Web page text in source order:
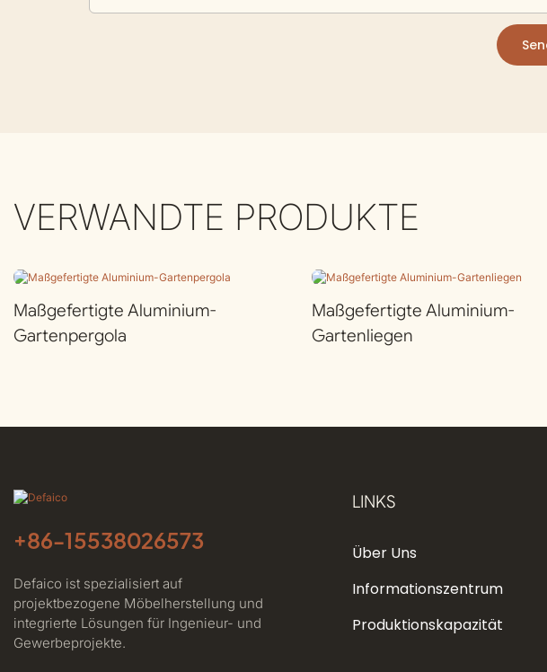
VERWANDTE PRODUKTE
Maßgefertigte Aluminium-
Gartenpergola
Maßgefertigte Aluminium-
Gartenliegen
+86-15538026573
Defaico ist spezialisiert auf
projektbezogene Möbelherstellung und
integrierte Lösungen für Ingenieur- und
Gewerbeprojekte.
LINKS
Über Uns
Informationszentrum
Produktionskapazität